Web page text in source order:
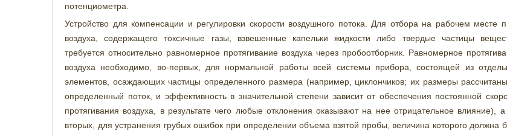
потенциометра.
Устройство для компенсации и регулировки скорости воздушного потока. Для отбора на рабочем месте
воздуха, содержащего токсичные газы, взвешенные капельки жидкости либо твердые частицы
требуется относительно равномерное протягивание воздуха через пробоотборник. Равномерное
воздуха необходимо, во-первых, для нормальной работы всей системы прибора, состоящей из
элементов, осаждающих частицы определенного размера (например, циклончиков; их размеры
определенный поток, и эффективность в значительной степени зависит от обеспечения постоянной
протягивания воздуха, в результате чего любые отклонения оказывают на нее отрицательное влияние),
вторых, для устранения грубых ошибок при определении объема взятой пробы, величина которого должна